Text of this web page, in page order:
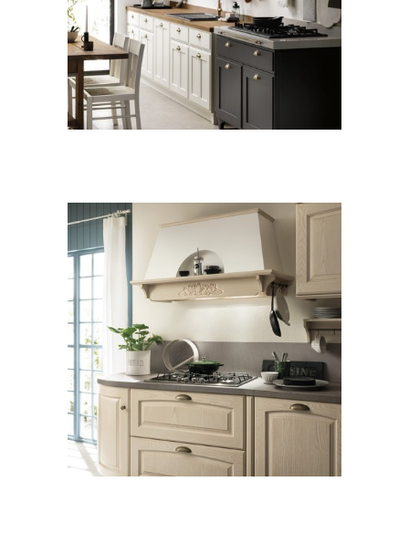
CLASSICO CUCINE
Favilla
CLASSICO CUCINE
Madeleine